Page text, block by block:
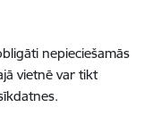
nepieciešamās
vietnē var tikt